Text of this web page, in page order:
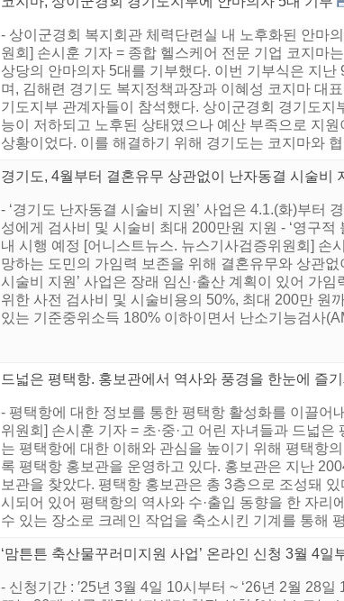
- 상이군경회 복지회관 체력단련실 내 노후화된 안마
원회] 손시훈 기자 = 종합 헬스케어 전문 기업 코지마
상당의 안마의자 5대를 기부했다. 이번 기부식은 지
며, 김해련 경기도 복지정책과장과 이혜성 코지마 대
기도지부 관계자들이 참석했다. 상이군경회 경기도지
능이 저하되고 노후된 상태였으나 예산 부족으로 지
상황이었다. 이를 해결하기 위해 경기도는 코지마와
경기도, 4월부터 결혼유무 상관없이 난자동결 시술비
- ‘경기도 난자동결 시술비 지원’ 사업은 4.1.(화)부터
성에게 검사비 및 시술비 최대 200만원 지원 - ‘영구적
내 시행 예정 [어니스트뉴스. 뉴스기사검증위원회] 손
망하는 도민의 가임력 보존을 위해 결혼유무와 상관
시술비 지원’ 사업은 장래 임신·출산 계획이 있어 가
위한 사전 검사비 및 시술비용의 50%, 최대 200만 원
있는 기준중위소득 180% 이하이면서 난소기능검사
드넓은 평택항. 홍보관에서 역사와 풍경을 한눈에 즐
- 평택항에 대한 정보를 통한 평택항 활성화를 이끌어
위원회] 손시훈 기자 = 초·중·고 어린 자녀들과 드넓
는 평택항에 대한 이해와 관심을 높이기 위해 평택항
록 평택항 홍보관을 운영하고 있다. 홍보관은 지난
보관을 찾았다. 평택항 홍보관은 총 3층으로 조성돼
시되어 있어 평택항의 역사와 수·출입 동향을 한 자
수 있는 장소로 크레인 작업을 축소시킨 기계를 통해
‘맘튼튼 축산물꾸러미지원 사업’ 온라인 신청 3월 4일
- 신청기간 : ′25년 3월 4일 10시부터 ~ ‘26년 2월 28